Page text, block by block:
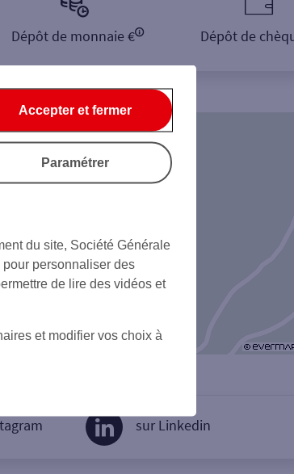
Dépôt de monnaie € Dépôt de
sur Linkedin
du site, Société Générale
personnaliser des
de lire des vidéos et
et modifier vos choix à
Accepter et fermer
Paramétrer